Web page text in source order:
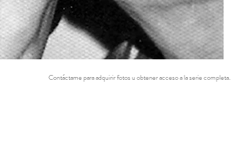
Contáctame para adquirir fotos u obtener acceso a la serie completa.